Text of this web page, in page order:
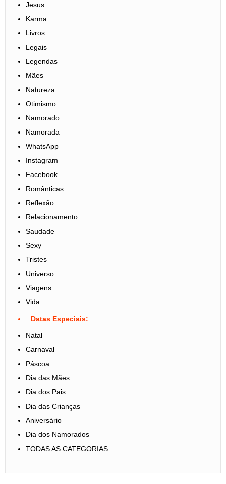
Jesus
Karma
Livros
Legais
Legendas
Mães
Natureza
Otimismo
Namorado
Namorada
WhatsApp
Instagram
Facebook
Românticas
Reflexão
Relacionamento
Saudade
Sexy
Tristes
Universo
Viagens
Vida
Datas Especiais:
Natal
Carnaval
Páscoa
Dia das Mães
Dia dos Pais
Dia das Crianças
Aniversário
Dia dos Namorados
TODAS AS CATEGORIAS